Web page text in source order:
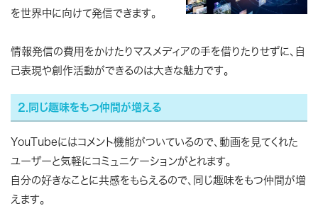
を世界中に向けて発信できます。
情報発信の費用をかけたりマスメディアの手を借りたりせずに、自
己表現や創作活動ができるのは大きな魅力です。
2.同じ趣味をもつ仲間が増える
YouTubeにはコメント機能がついているので、動画を見てくれた
ユーザーと気軽にコミュニケーションがとれます。
自分の好きなことに共感をもらえるので、同じ趣味をもつ仲間が増
えます。